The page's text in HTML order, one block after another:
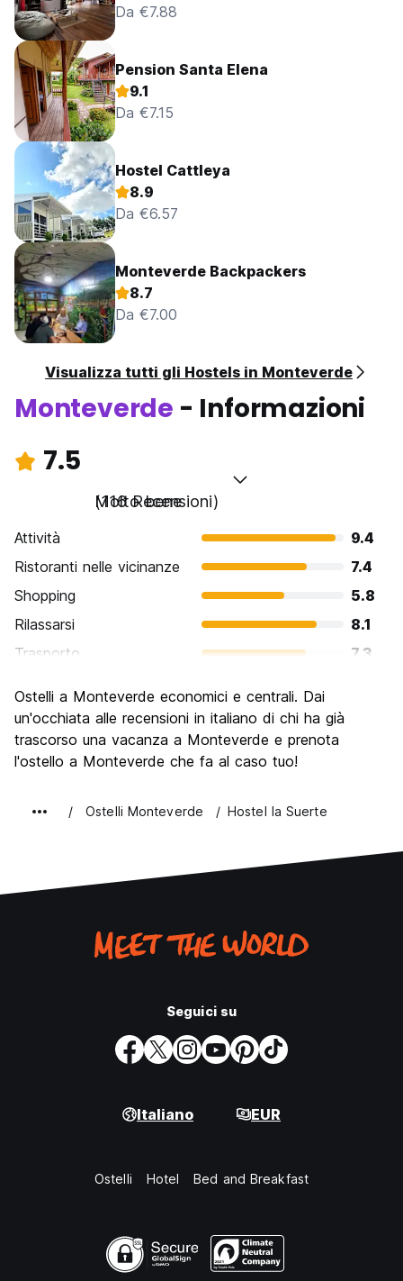
Da €7.88
Pension Santa Elena
9.1
Da €7.15
Hostel Cattleya
8.9
Da €6.57
Monteverde Backpackers
8.7
Da €7.00
Visualizza tutti gli Hostels in Monteverde
Monteverde - Informazioni
7.5
Molto bene
(116 Recensioni)
Attività
9.4
Ristoranti nelle vicinanze
7.4
Shopping
5.8
Rilassarsi
8.1
Trasporto
7.3
Luoghi di interesse culturale
Festa / Vita notturna
Qualita' Prezzo
Ostelli a Monteverde economici e centrali. Dai
un'occhiata alle recensioni in italiano di chi ha già
trascorso una vacanza a Monteverde e prenota
l'ostello a Monteverde che fa al caso tuo!
Ostelli Monteverde Hostel la Suerte
Seguici su
Italiano EUR
Ostelli Hotel Bed and Breakfast